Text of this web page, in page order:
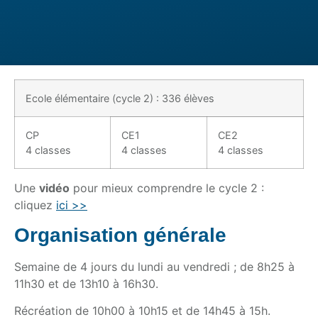
Ecole élémentaire (cycle 2) : 336 élèves
CP
4 classes
CE1
4 classes
CE2
4 classes
Une vidéo pour mieux comprendre le cycle 2 :
cliquez ici >>
Organisation générale
Semaine de 4 jours du lundi au vendredi ; de 8h25 à
11h30 et de 13h10 à 16h30.
Récréation de 10h00 à 10h15 et de 14h45 à 15h.